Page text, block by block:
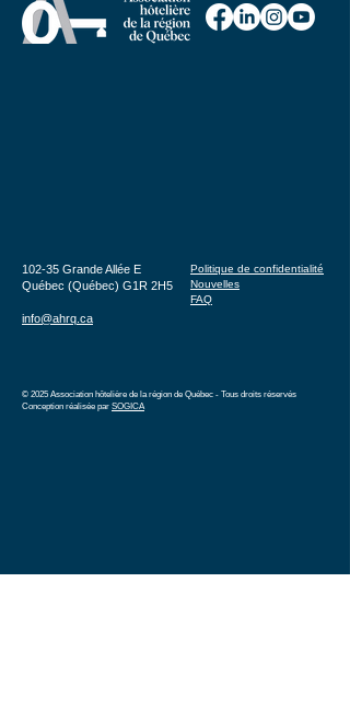
Politique de confidentialité
Nouvelles
FAQ
102-35 Grande Allée E
Québec (Québec) G1R 2H5
info@ahrq.ca
© 2025 Association hôtelière de la région de Québec - Tous droits réservés
Conception réalisée par SOGICA